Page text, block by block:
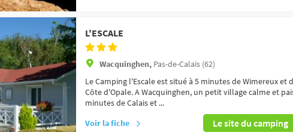
L'ESCALE
Wacquinghen, Pas-de-Calais (62)
Le Camping l'Escale est situé à 5 minutes de Wimereux et
Côte d'Opale. A Wacquinghen, un petit village calme et
minutes de Calais et ...
Voir la fiche
Le site du camping